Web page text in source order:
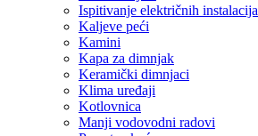
Ispitivanje električnih instalacija
Kaljeve peći
Kamini
Kapa za dimnjak
Keramički dimnjaci
Klima uređaji
Kotlovnica
Manji vodovodni radovi